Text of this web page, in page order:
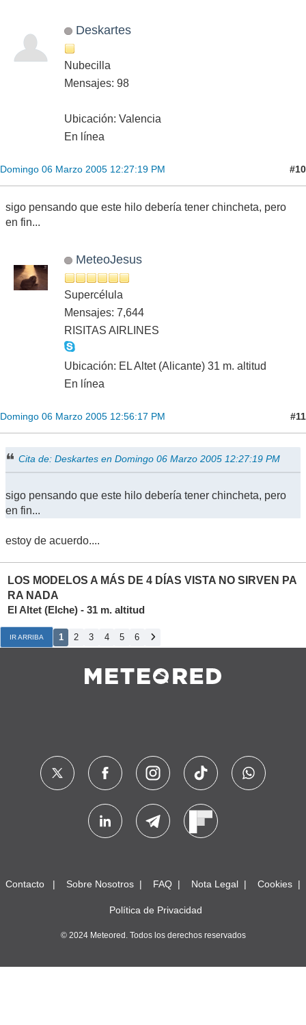
Deskartes
Nubecilla
Mensajes: 98
Ubicación: Valencia
En línea
Domingo 06 Marzo 2005 12:27:19 PM #10
sigo pensando que este hilo debería tener chincheta, pero
en fin...
MeteoJesus
Supercélula
Mensajes: 7,644
RISITAS AIRLINES
Ubicación: EL Altet (Alicante) 31 m. altitud
En línea
Domingo 06 Marzo 2005 12:56:17 PM #11
Cita de: Deskartes en Domingo 06 Marzo 2005 12:27:19 PM
sigo pensando que este hilo debería tener chincheta, pero
en fin...
estoy de acuerdo....
LOS MODELOS A MÁS DE 4 DÍAS VISTA NO SIRVEN PA
RA NADA
El Altet (Elche) - 31 m. altitud
IR ARRIBA 1 2 3 4 5 6
Contacto Sobre Nosotros FAQ Nota Legal Cookies
Política de Privacidad
© 2024 Meteored. Todos los derechos reservados